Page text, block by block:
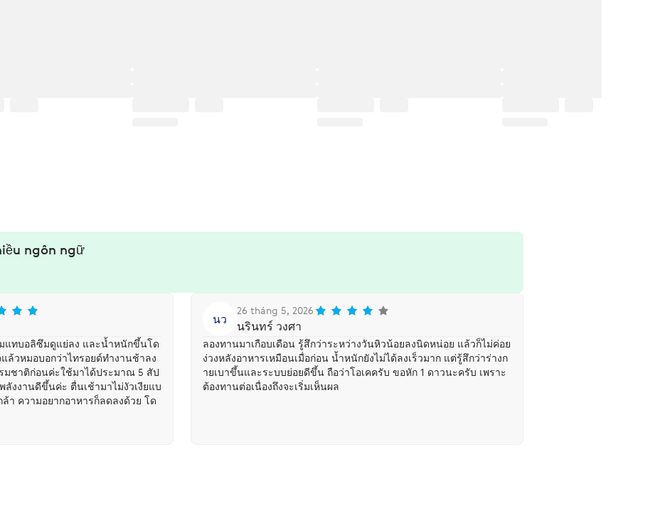
ngôn ngữ
แทบอลิซึมดูแย่ลง และน้ำหนักขึ้นโด
ล้วหมอบอกว่าไทรอยด์ทำงานช้าลง
มชาติก่อนค่ะใช้มาได้ประมาณ 5 สัป
งงานดีขึ้นค่ะ ตื่นเช้ามาไม่งัวเงียแบ
า ความอยากอาหารก็ลดลงด้วย โด
ยค่ะ ไม่ใจสั่น ไม่นอนไม่หลับเหมือ
อนค่ะ
นว
26 tháng 5, 2026
นรินทร์ วงศา
ลองทานมาเกือบเดือน รู้สึกว่าระหว่างวันหิวน้อยลงนิดหน่อย แล้วก็ไม่ค่อย
ง่วงหลังอาหารเหมือนเมื่อก่อน น้ำหนักยังไม่ได้ลงเร็วมาก แต่รู้สึกว่าร่างก
ายเบาขึ้นและระบบย่อยดีขึ้น ถือว่าโอเคครับ ขอหัก 1 ดาวนะครับ เพราะ
ต้องทานต่อเนื่องถึงจะเริ่มเห็นผล